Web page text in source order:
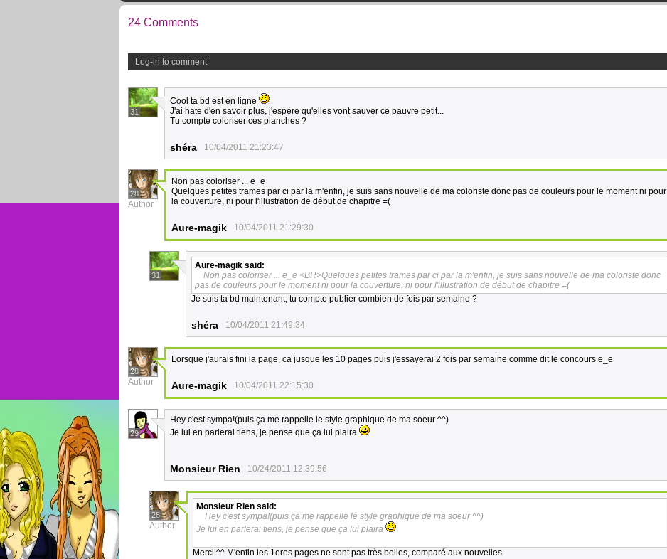
24 Comments
Log-in to comment
31
Cool ta bd est en ligne
J'ai hate d'en savoir plus, j'espère qu'elles vont sauver ce pauvre petit...
Tu compte coloriser ces planches ?
shéra 10/04/2011 21:23:47
28
Author
Non pas coloriser ... e_e
Quelques petites trames par ci par la m'enfin, je suis sans nouvelle de ma coloriste donc pas de couleurs pour le moment ni pour
la couverture, ni pour l'illustration de début de chapitre =(
Aure-magik 10/04/2011 21:29:30
31
Aure-magik said:
Non pas coloriser ... e_e <BR>Quelques petites trames par ci par la m'enfin, je suis sans nouvelle de ma coloriste donc
pas de couleurs pour le moment ni pour la couverture, ni pour l'illustration de début de chapitre =(
Je suis ta bd maintenant, tu compte publier combien de fois par semaine ?
shéra 10/04/2011 21:49:34
28
Author
Lorsque j'aurais fini la page, ca jusque les 10 pages puis j'essayerai 2 fois par semaine comme dit le concours e_e
Aure-magik 10/04/2011 22:15:30
29
Hey c'est sympa!(puis ça me rappelle le style graphique de ma soeur ^^)
Je lui en parlerai tiens, je pense que ça lui plaira
Monsieur Rien 10/24/2011 12:39:56
28
Author
Monsieur Rien said:
Hey c'est sympa!(puis ça me rappelle le style graphique de ma soeur ^^)
Je lui en parlerai tiens, je pense que ça lui plaira
Merci ^^ M'enfin les 1eres pages ne sont pas très belles, comparé aux nouvelles